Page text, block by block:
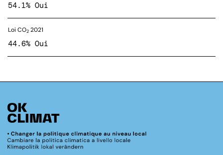
54.1% Oui
Loi CO2 2021
44.6% Oui